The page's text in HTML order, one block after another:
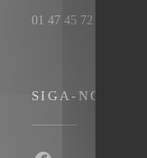
01 47 45 72 11
SIGA-NOS